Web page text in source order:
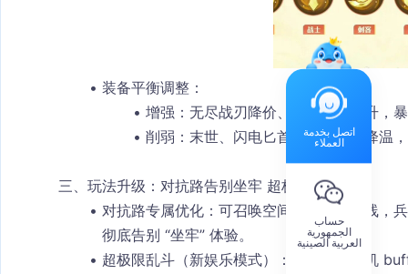
装备平衡调整：
增强：无尽战刃降价、影刃属性提升，
削弱：末世、闪电匕首、血魔之怒降温
三、玩法升级：对抗路告别坐牢 超极限乱斗来袭
对抗路专属优化：可召唤空间之灵
协助推线，
彻底告别 “坐牢” 体验。
超极限乱斗（新娱乐模式）
：开局自选随机
اتصل بخدمة
العملاء
حساب
الجمهورية
العربية الصينية